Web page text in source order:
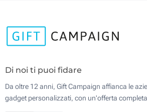
Di noi ti puoi fidare
Da oltre 12 anni, Gift Campaign affianca le
gadget personalizzati, con un'offerta